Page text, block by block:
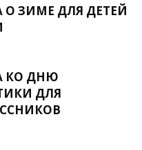
ЗИМЕ ДЛЯ ДЕТЕЙ
КО ДНЮ
ДЛЯ